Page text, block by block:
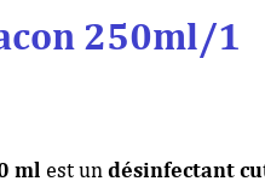
250ml/1
ml est undésinfectant